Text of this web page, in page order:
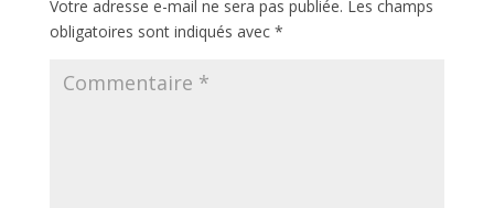
Votre adresse e-mail ne sera pas publiée. Les champs
obligatoires sont indiqués avec *